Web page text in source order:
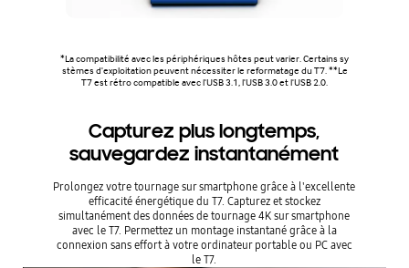
*La compatibilité avec les périphériques hôtes peut varier. Certains sy
stèmes d'exploitation peuvent nécessiter le reformatage du T7. **Le
T7 est rétro compatible avec l'USB 3.1, l'USB 3.0 et l'USB 2.0.
Capturez plus longtemps,
sauvegardez instantanément
Prolongez votre tournage sur smartphone grâce à l'excellente
efficacité énergétique du T7. Capturez et stockez
simultanément des données de tournage 4K sur smartphone
avec le T7. Permettez un montage instantané grâce à la
connexion sans effort à votre ordinateur portable ou PC avec
le T7.